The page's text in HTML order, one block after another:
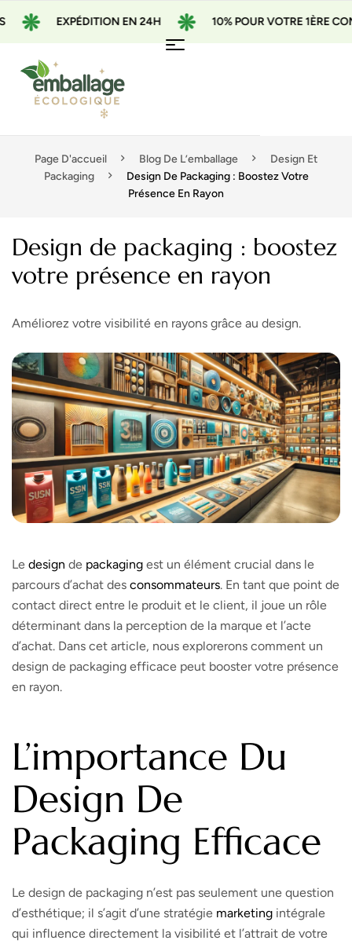
EXPÉDITION EN 24H 10% POUR VOTRE 1ÈRE
Page D'accueil Blog De L’emballage
Design Et
Packaging
Design De Packaging : Boostez Votre
Présence En Rayon
Design de packaging : boostez
votre présence en rayon
Améliorez votre visibilité en rayons grâce au design.
Le design de packaging est un élément crucial dans le
parcours d’achat des consommateurs. En tant que point de
contact direct entre le produit et le client, il joue un rôle
déterminant dans la perception de la marque et l’acte
d’achat. Dans cet article, nous explorerons comment un
design de packaging efficace peut booster votre présence
en rayon.
L’importance Du
Design De
Packaging Efficace
Le design de packaging n’est pas seulement une question
d’esthétique; il s’agit d’une stratégie marketing intégrale
qui influence directement la visibilité et l’attrait de votre